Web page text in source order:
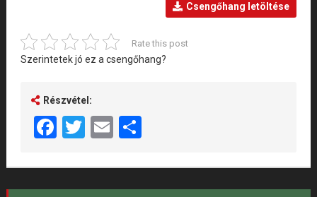
Csengőhang letöltése
Rate this post
Szerintetek jó ez a csengőhang?
Részvétel:
Facebook
Twitter
EmailShare